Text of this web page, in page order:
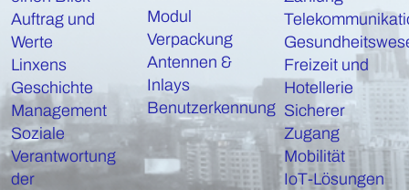
Auftrag und
Werte
Linxens
Geschichte
Management
Soziale
Verantwortung
der
Modul
Verpackung
Antennen &
Inlays
Benutzerkennung
Freizeit und
Hotellerie
Sicherer
Zugang
Mobilität
IoT-Lösungen